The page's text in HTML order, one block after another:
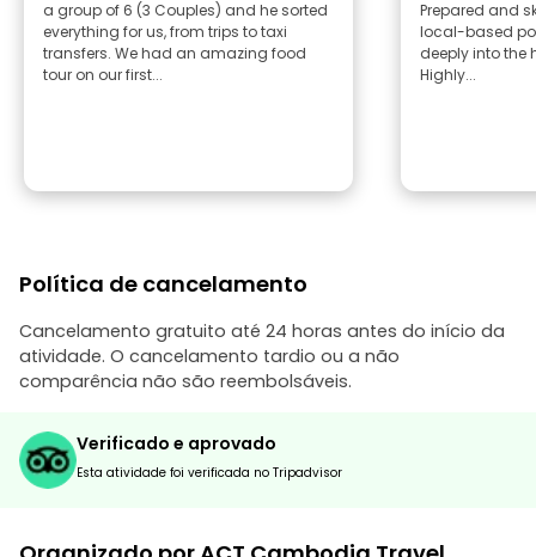
a group of 6 (3 Couples) and he sorted
everything for us, from trips to taxi
transfers. We had an amazing food
tour on our first...
Prepared and
local-based
deeply into the
Highly...
Política de cancelamento
Cancelamento gratuito até 24 horas antes do início da
atividade. O cancelamento tardio ou a não
comparência não são reembolsáveis.
Verificado e aprovado
Esta atividade foi verificada no Tripadvisor